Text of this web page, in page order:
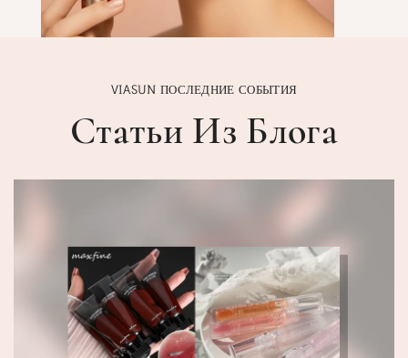
VIASUN ПОСЛЕДНИЕ СОБЫТИЯ
Статьи Из Блога